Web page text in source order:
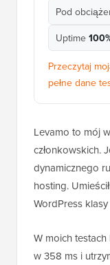
Pod
Uptime
Przeczytaj
pełne dane
Levamo to mój
członkowskich.
dynamicznego
hosting.
WordPress
W moich
w 358 ms i